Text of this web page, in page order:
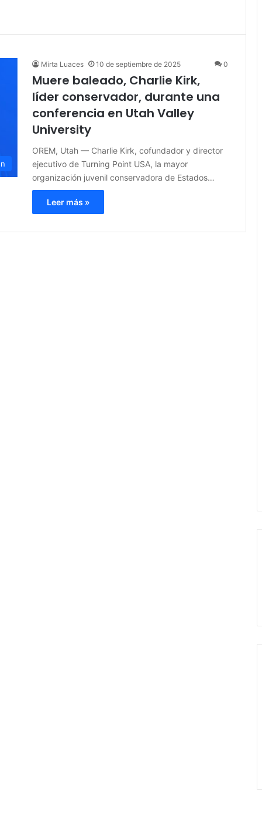
Mirta Luaces 10 de septiembre de 2025 0
Muere baleado, Charlie Kirk,
líder conservador, durante una
conferencia en Utah Valley
University
OREM, Utah — Charlie Kirk, cofundador y director
ejecutivo de Turning Point USA, la mayor
organización juvenil conservadora de Estados…
Leer más »